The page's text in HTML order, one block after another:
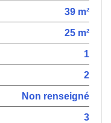
39 m²
25 m²
1
2
Non renseigné
3